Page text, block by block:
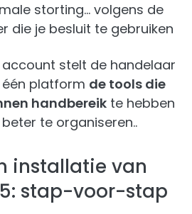
storting... volgens de
die je besluit te gebruiken
stelt de handelaar
platform de tools die
handbereik te hebben
te organiseren..
installatie van
stap-voor-stap